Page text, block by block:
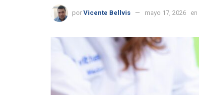
por Vicente Bellvis mayo 17, 2026 en